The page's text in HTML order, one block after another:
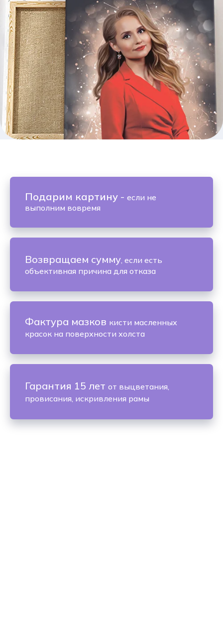
Подарим картину - если не
выполним вовремя
Возвращаем сумму, если есть
объективная причина для отказа
Фактура мазков кисти масленных
красок на поверхности холста
Гарантия 15 лет от выцветания,
провисания, искривления рамы